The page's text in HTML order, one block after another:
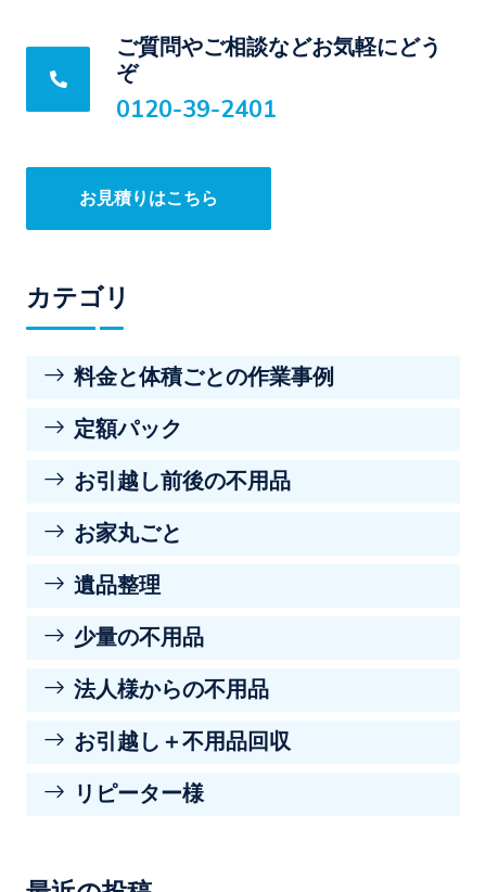
ご質問やご相談などお気軽にどう
ぞ
0120-39-2401
お見積りはこちら
カテゴリ
料金と体積ごとの作業事例
定額パック
お引越し前後の不用品
お家丸ごと
遺品整理
少量の不用品
法人様からの不用品
お引越し＋不用品回収
リピーター様